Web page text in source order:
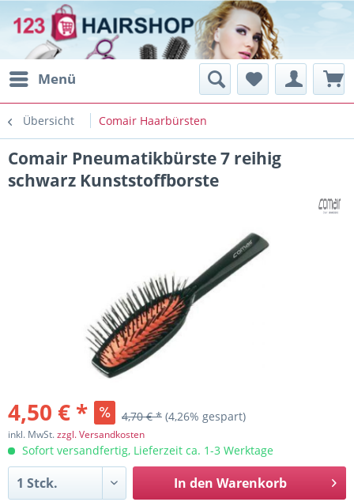
Menü
Übersicht Comair Haarbürsten
Comair Pneumatikbürste 7 reihig
schwarz Kunststoffborste
4,50 € * 4,70 € * (4,26% gespart)
inkl. MwSt.zzgl. Versandkosten
Sofort versandfertig, Lieferzeit ca. 1-3 Werktage
In den Warenkorb